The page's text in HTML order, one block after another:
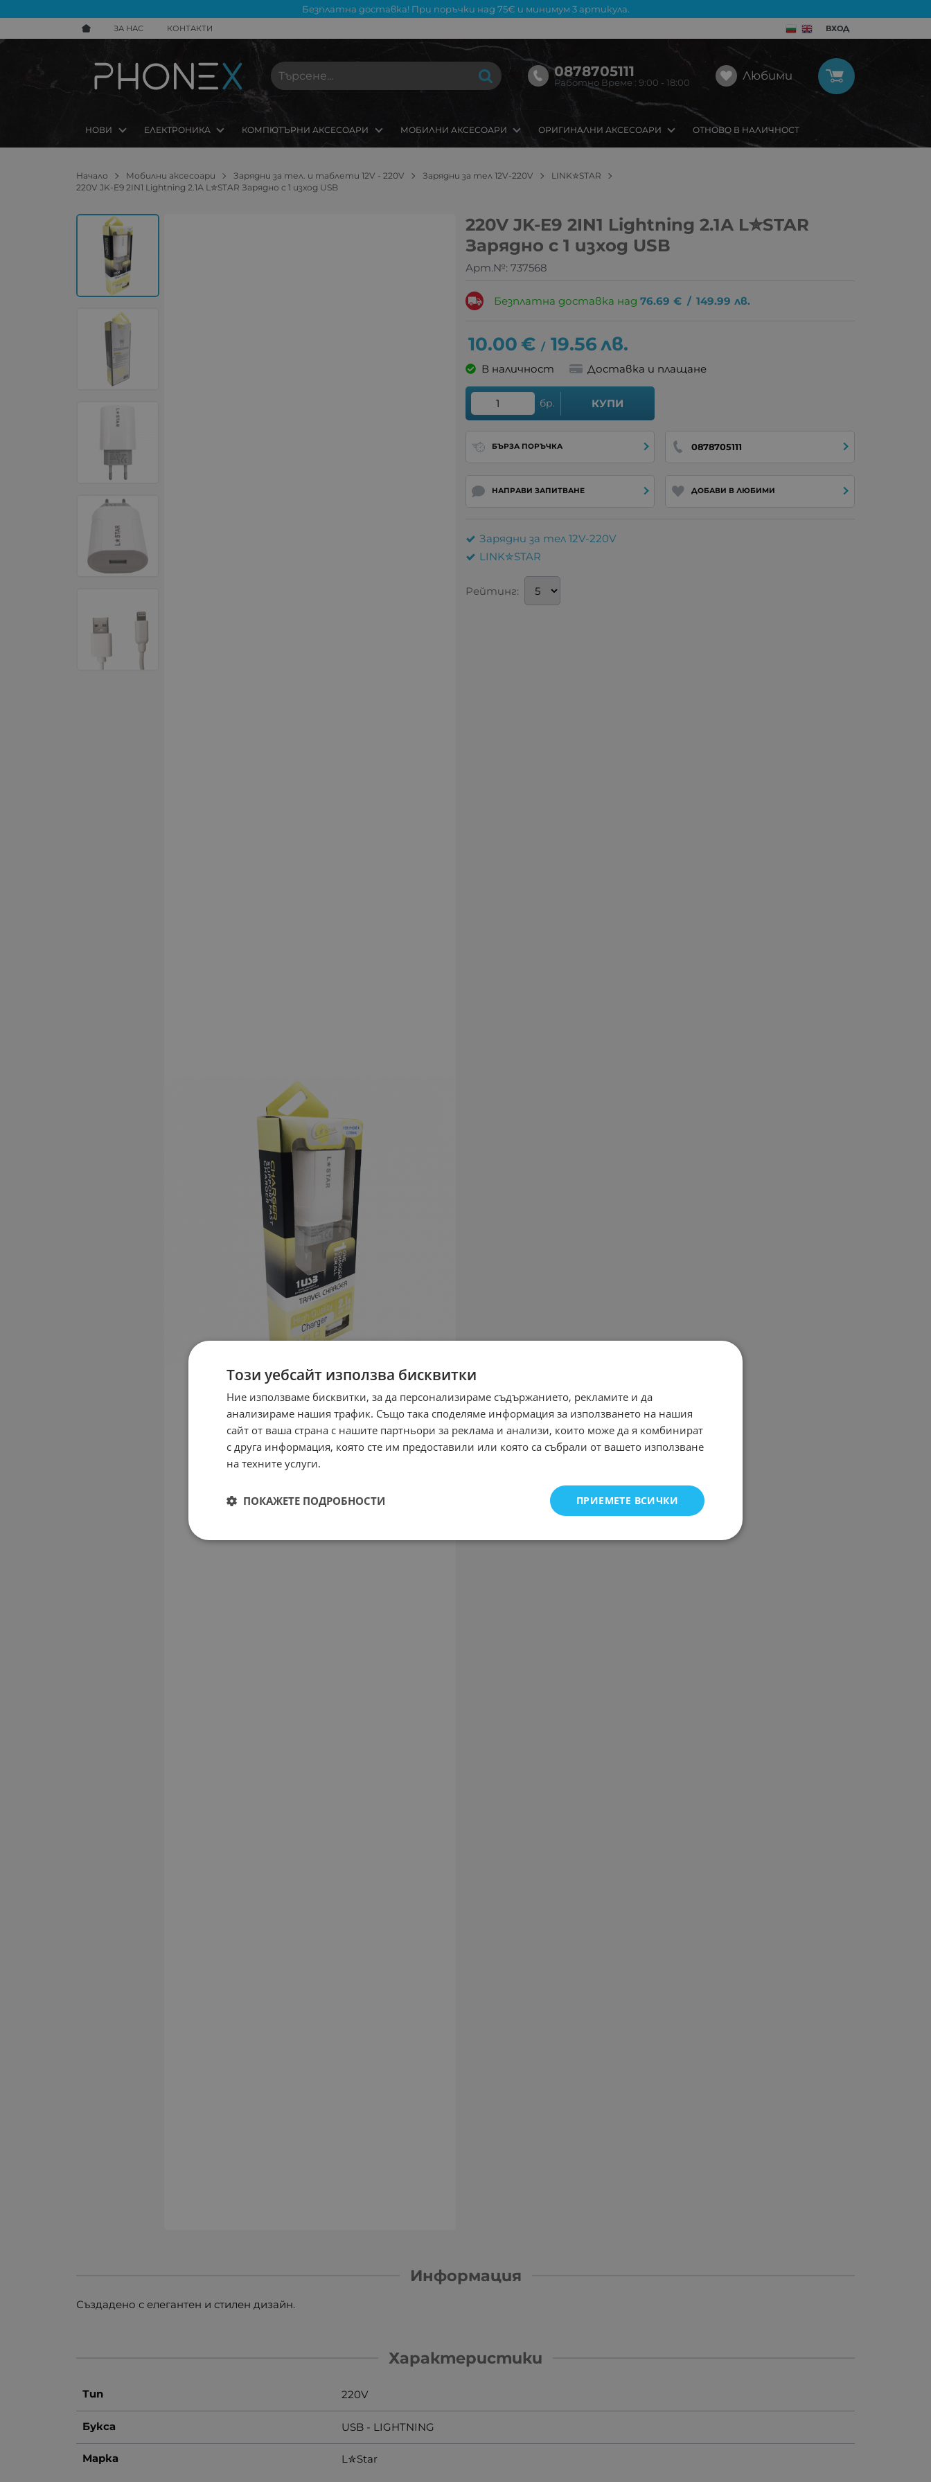
Безплатна доставка! При поръчки над 75€ и минимум 3 артикула.
ЗА НАС КОНТАКТИ ВХОД
0878705111
Работно Време : 9:00 - 18:00 Любими
НОВИ ЕЛЕКТРОНИКА КОМПЮТЪРНИ АКСЕСОАРИ МОБИЛНИ АКСЕСОАРИ ОРИГИНАЛНИ АКСЕСОАРИ ОТНОВО В НАЛИЧНОСТ
Начало Мобилни аксесоари Зарядни за тел. и таблети 12V - 220V Зарядни за тел 12V-220V
LINK✮STAR
220V JK-E9 2IN1 Lightning 2.1А L✮STAR Зарядно c 1 изход USB
220V JK-E9 2IN1 Lightning 2.1А L✮STAR
Зарядно c 1 изход USB
Арт.№: 737568
Безплатна доставка над76.69 € / 149.99 лв.
10.00 € / 19.56лв.
В наличност Доставка и плащане
бр. КУПИ
БЪРЗА ПОРЪЧКА 0878705111
НАПРАВИ ЗАПИТВАНЕ ДОБАВИ В ЛЮБИМИ
Зарядни за тел 12V-220V
LINK✮STAR
Рейтинг:
Информация
Създадено с елегантен и стилен дизайн.
Характеристики
Тип 220V
Букса USB - LIGHTNING
Марка L✮Star
Този уебсайт използва бисквитки
Ние използваме бисквитки, за да персонализираме съдържанието, рекламите и да
анализираме нашия трафик. Също така споделяме информация за използването на нашия
сайт от ваша страна с нашите партньори за реклама и анализи, които може да я комбинират
с друга информация, която сте им предоставили или която са събрали от вашето използване
на техните услуги.
ПРИЕМЕТЕ ВСИЧКИ
ПОКАЖЕТЕ ПОДРОБНОСТИ